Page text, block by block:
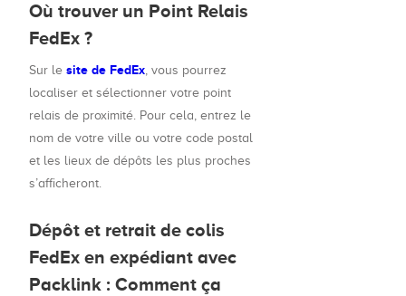
Où trouver un Point Relais
FedEx ?
Sur le site de FedEx, vous pourrez
localiser et sélectionner votre point
relais de proximité. Pour cela, entrez le
nom de votre ville ou votre code postal
et les lieux de dépôts les plus proches
s’afficheront.
Dépôt et retrait de colis
FedEx en expédiant avec
Packlink : Comment ça